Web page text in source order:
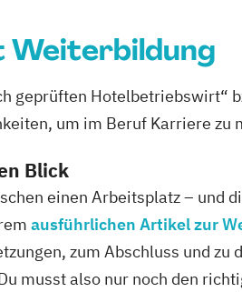
geprüften Hotelbetriebswirt“
um im Beruf Karriere zu
Blick
einen Arbeitsplatz –
ausführlichen Artikel zur
zum Abschluss und
musst also nur noch den